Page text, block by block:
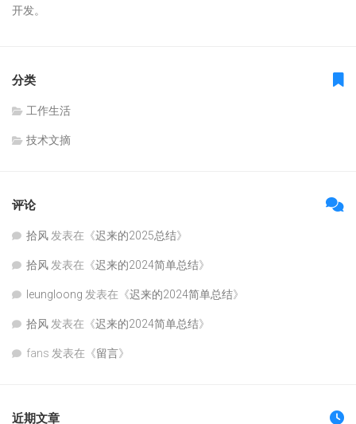
开发。
分类
工作生活
技术文摘
评论
拾风 发表在《迟来的2025总结》
拾风 发表在《迟来的2024简单总结》
leungloong 发表在《迟来的2024简单总结》
拾风 发表在《迟来的2024简单总结》
fans 发表在《留言》
近期文章